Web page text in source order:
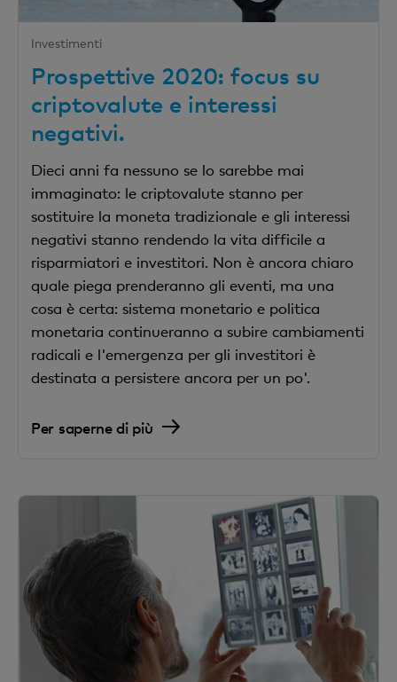
Investimenti
Prospettive 2020: focus su
criptovalute e interessi
negativi.
Dieci anni fa nessuno se lo sarebbe mai
immaginato: le criptovalute stanno per
sostituire la moneta tradizionale e gli interessi
negativi stanno rendendo la vita difficile a
risparmiatori e investitori. Non è ancora chiaro
quale piega prenderanno gli eventi, ma una
cosa è certa: sistema monetario e politica
monetaria continueranno a subire cambiamenti
radicali e l'emergenza per gli investitori è
destinata a persistere ancora per un po'.
Per saperne di più